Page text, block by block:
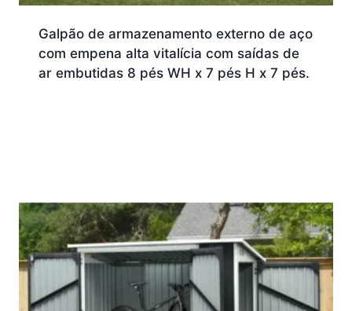
Galpão de armazenamento externo de aço
com empena alta vitalícia com saídas de
ar embutidas 8 pés WH x 7 pés H x 7 pés.